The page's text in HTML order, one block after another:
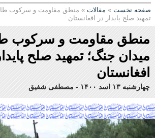
صفحه نخست » مقالات » منطق مقاومت و سرکوب
تمهید صلح پایدار در افغانستان
منطق مقاومت و سرکوب
میدان جنگ؛ تمهید صلح
افغانستان
چهارشنبه ۱۳ اسد ۱۴۰۰ - مصطفی شفیق